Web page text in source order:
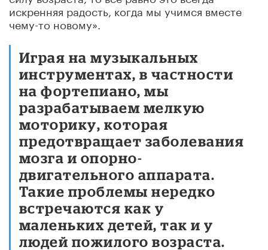
искренняя радость, когда мы учимся вместе
чему-то новому».
Играя на музыкальных
инструментах, в частности
на фортепиано, мы
разрабатываем мелкую
моторику, которая
предотвращает заболевания
мозга и опорно-
двигательного аппарата.
Такие проблемы нередко
встречаются как у
маленьких детей, так и у
людей пожилого возраста.